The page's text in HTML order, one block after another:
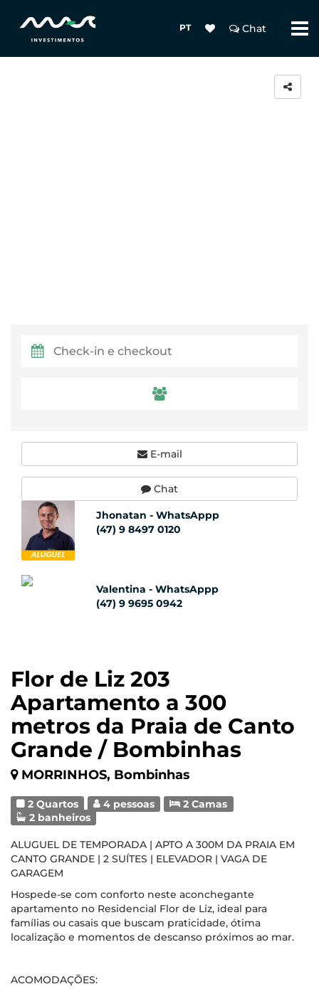
PT Chat
Flor de Liz 203
Apartamento a 300
metros da Praia de Canto
Grande / Bombinhas
MORRINHOS, Bombinhas
2 Quartos 4 pessoas
2 Camas
2 banheiros
ALUGUEL DE TEMPORADA | APTO A 300M DA PRAIA EM
CANTO GRANDE | 2 SUÍTES | ELEVADOR | VAGA DE
GARAGEM
Hospede-se com conforto neste aconchegante
apartamento no Residencial Flor de Liz, ideal para
famílias ou casais que buscam praticidade, ótima
localização e momentos de descanso próximos ao mar.
ACOMODAÇÕES:
E-mail
Chat
Jhonatan - WhatsAppp
(47) 9 8497 0120
Valentina - WhatsAppp
(47) 9 9695 0942